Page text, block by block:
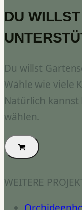
DU
Du willst
Wähle wie viele
Natürlich
wählen.
WEITERE